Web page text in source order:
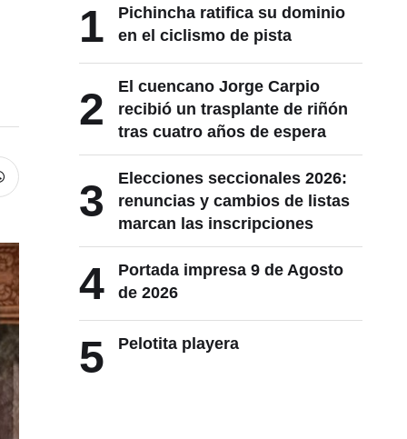
1
Pichincha ratifica su dominio
en el ciclismo de pista
2
El cuencano Jorge Carpio
recibió un trasplante de riñón
tras cuatro años de espera
3
Elecciones seccionales 2026:
renuncias y cambios de listas
marcan las inscripciones
4
Portada impresa 9 de Agosto
de 2026
5 Pelotita playera